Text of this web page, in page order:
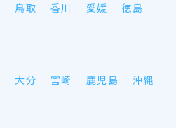
鳥取 香川 愛媛
徳島
大分 宮崎 鹿児島 沖縄